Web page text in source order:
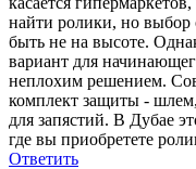
найти ролики, но выбор
быть не на высоте.
вариант для
неплохим решением.
комплект защиты -
для запястий. В Дубае
где вы приобретете
Ответить